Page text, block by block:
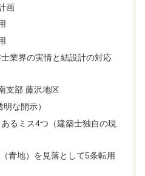
画
業界の実情と結設計の対応
支部 藤沢地区
な開示）
るミス4つ（建築士独自の現
青地）を見落として5条転用